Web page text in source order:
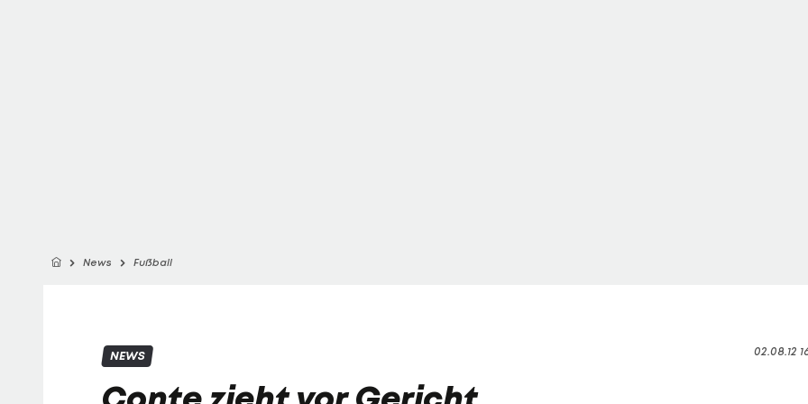
News Fußball
02.08.12
NEWS